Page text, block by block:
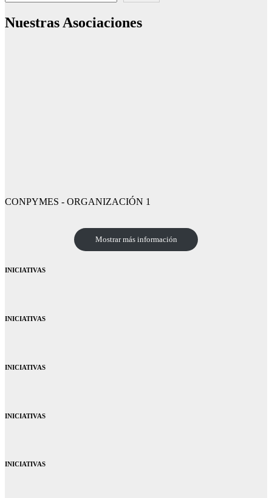
Nuestras Asociaciones
CONPYMES - ORGANIZACIÓN 1
Mostrar más información
INICIATIVAS
INICIATIVAS
INICIATIVAS
INICIATIVAS
INICIATIVAS